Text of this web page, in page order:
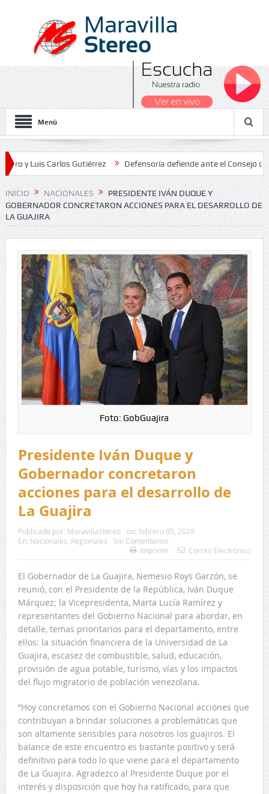
Menú
Carlos Gutiérrez Defensoría defiende ante el Consejo de Estado
2026
INICIO NACIONALES
PRESIDENTE IVÁN DUQUE Y
GOBERNADOR CONCRETARON ACCIONES PARA EL DESARROLLO DE
LA GUAJIRA
Foto: GobGuajira
Presidente Iván Duque y
Gobernador concretaron
acciones para el desarrollo de
La Guajira
Publicado por: MaravillaStereo on: febrero 05, 2020
En: Nacionales Regionales
Sin Comentarios
Imprimir
Correo Electrónico
El Gobernador de La Guajira, Nemesio Roys Garzón, se
reunió, con el Presidente de la República, Iván Duque
Márquez; la Vicepresidenta, Marta Lucía Ramírez y
representantes del Gobierno Nacional para abordar, en
detalle, temas prioritarios para el departamento, entre
ellos: la situación financiera de la Universidad de La
Guajira, escasez de combustible, salud, educación,
provisión de agua potable, turismo, vías y los impactos
del flujo migratorio de población venezolana.
“Hoy concretamos con el Gobierno Nacional acciones que
contribuyan a brindar soluciones a problemáticas que
son altamente sensibles para nosotros los guajiros. El
balance de este encuentro es bastante positivo y será
definitivo para todo lo que viene para el departamento
de La Guajira. Agradezco al Presidente Duque por el
interés y disposición que hoy ha ratificado, para que